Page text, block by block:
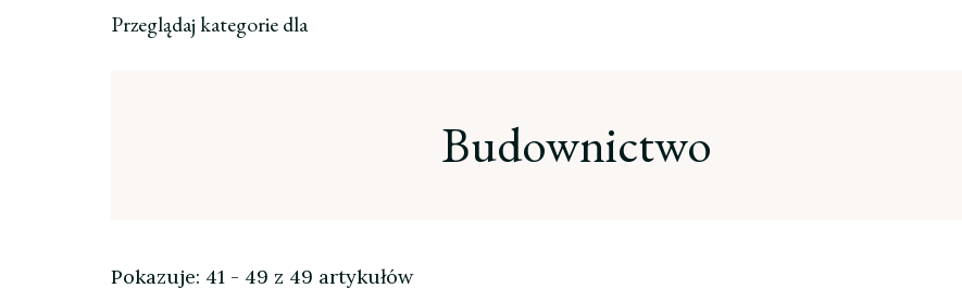
Przeglądaj kategorie dla
Budownictwo
Pokazuje: 41 - 49 z 49 artykułów